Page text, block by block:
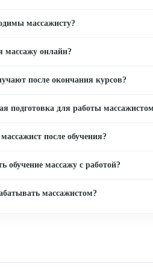
массажисту?
массажу онлайн?
после окончания курсов?
подготовка для работы
после обучения?
обучение массажу с работой?
массажистом?